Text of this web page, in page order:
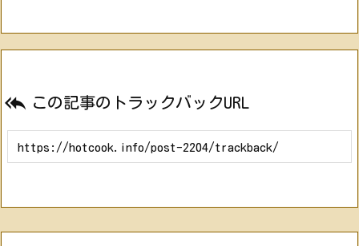
 この記事のトラックバックURL